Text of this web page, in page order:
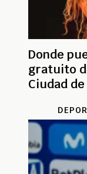
Donde
gratuito
Ciudad